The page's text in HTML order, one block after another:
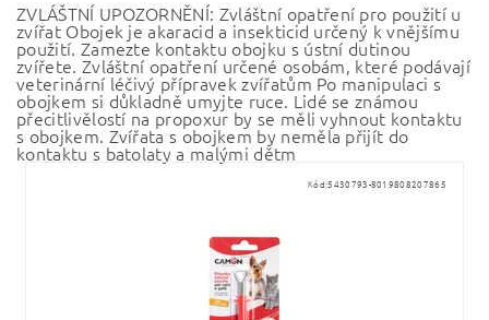
ZVLÁŠTNÍ UPOZORNĚNÍ: Zvláštní opatření pro použití u
zvířat Obojek je akaracid a insekticid určený k vnějšímu
použití. Zamezte kontaktu obojku s ústní dutinou
zvířete. Zvláštní opatření určené osobám, které podávají
veterinární léčivý přípravek zvířatům Po manipulaci s
obojkem si důkladně umyjte ruce. Lidé se známou
přecitlivělostí na propoxur by se měli vyhnout kontaktu
s obojkem. Zvířata s obojkem by neměla přijít do
kontaktu s batolaty a malými dětm
Kód:5430793-8019808207865